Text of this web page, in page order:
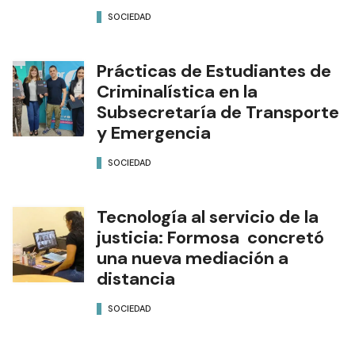
SOCIEDAD
Prácticas de Estudiantes de
Criminalística en la
Subsecretaría de Transporte
y Emergencia
SOCIEDAD
Tecnología al servicio de la
justicia: Formosa concretó
una nueva mediación a
distancia
SOCIEDAD